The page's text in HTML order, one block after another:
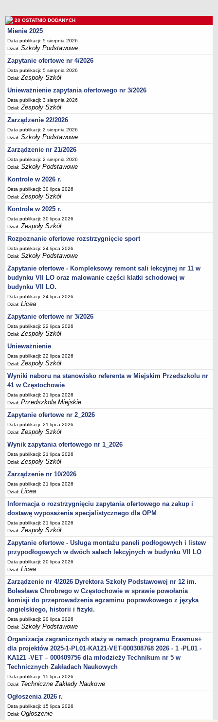
20 OSTATNIO DODANYCH
Mienie 2025
Data publikacji: 5 sierpnia 2026
Dział:Szkoły Podstawowe
Zapytanie ofertowe nr 4/2026
Data publikacji: 5 sierpnia 2026
Dział:Zespoły Szkół
Unieważnienie zapytania ofertowego nr 3/2026
Data publikacji: 3 sierpnia 2026
Dział:Zespoły Szkół
Zarządzenie 22/2026
Data publikacji: 2 sierpnia 2026
Dział:Szkoły Podstawowe
Zarządzenie nr 21/2026
Data publikacji: 2 sierpnia 2026
Dział:Szkoły Podstawowe
Kontrole w 2026 r.
Data publikacji: 30 lipca 2026
Dział:Zespoły Szkół
Kontrole w 2025 r.
Data publikacji: 30 lipca 2026
Dział:Zespoły Szkół
Rozpoznanie ofertowe rozstrzygnięcie sport
Data publikacji: 24 lipca 2026
Dział:Szkoły Podstawowe
Zapytanie ofertowe - Kompleksowy remont sali lekcyjnej nr 11 w
budynku VII LO oraz malowanie części klatki schodowej w
budynku VII LO.
Data publikacji: 24 lipca 2026
Dział:Licea
Zapytanie ofertowe nr 3/2026
Data publikacji: 22 lipca 2026
Dział:Zespoły Szkół
Unieważnienie
Data publikacji: 22 lipca 2026
Dział:Zespoły Szkół
Wyniki naboru na stanowisko referenta w Miejskim Przedszkolu nr
41 w Częstochowie
Data publikacji: 21 lipca 2026
Dział:Przedszkola Miejskie
Zapytanie ofertowe nr 2_2026
Data publikacji: 21 lipca 2026
Dział:Zespoły Szkół
Wynik zapytania ofertowego nr 1_2026
Data publikacji: 21 lipca 2026
Dział:Zespoły Szkół
Zarządzenie nr 10/2026
Data publikacji: 21 lipca 2026
Dział:Licea
Informacja o rozstrzygnięciu zapytania ofertowego na zakup i
dostawę wyposażenia specjalistycznego dla OPM
Data publikacji: 21 lipca 2026
Dział:Zespoły Szkół
Zapytanie ofertowe - Usługa montażu paneli podłogowych i listew
przypodłogowych w dwóch salach lekcyjnych w budynku VII LO
Data publikacji: 20 lipca 2026
Dział:Licea
Zarządzenie nr 4/2026 Dyrektora Szkoły Podstawowej nr 12 im.
Bolesława Chrobrego w Częstochowie w sprawie powołania
komisji do przeprowadzenia egzaminu poprawkowego z języka
angielskiego, historii i fizyki.
Data publikacji: 20 lipca 2026
Dział:Szkoły Podstawowe
Organizacja zagranicznych staży w ramach programu Erasmus+
dla projektów 2025-1-PL01-KA121-VET-000308768 2026 - 1 -PL01 -
KA121 -VET – 000409756 dla młodzieży Technikum nr 5 w
Technicznych Zakładach Naukowych
Data publikacji: 15 lipca 2026
Dział: Techniczne Zakłady Naukowe
Ogłoszenia 2026 r.
Data publikacji: 15 lipca 2026
Dział:Ogłoszenie